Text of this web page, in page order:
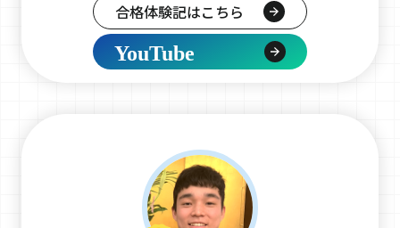
合格体験記はこちら
YouTube